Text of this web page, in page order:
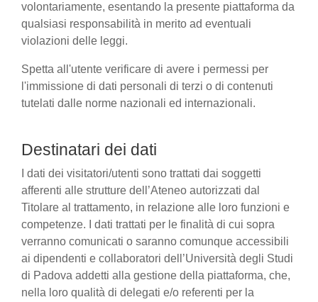
volontariamente, esentando la presente piattaforma da
qualsiasi responsabilità in merito ad eventuali
violazioni delle leggi.
Spetta all'utente verificare di avere i permessi per
l'immissione di dati personali di terzi o di contenuti
tutelati dalle norme nazionali ed internazionali.
Destinatari dei dati
I dati dei visitatori/utenti sono trattati dai soggetti
afferenti alle strutture dell’Ateneo autorizzati dal
Titolare al trattamento, in relazione alle loro funzioni e
competenze. I dati trattati per le finalità di cui sopra
verranno comunicati o saranno comunque accessibili
ai dipendenti e collaboratori dell’Università degli Studi
di Padova addetti alla gestione della piattaforma, che,
nella loro qualità di delegati e/o referenti per la